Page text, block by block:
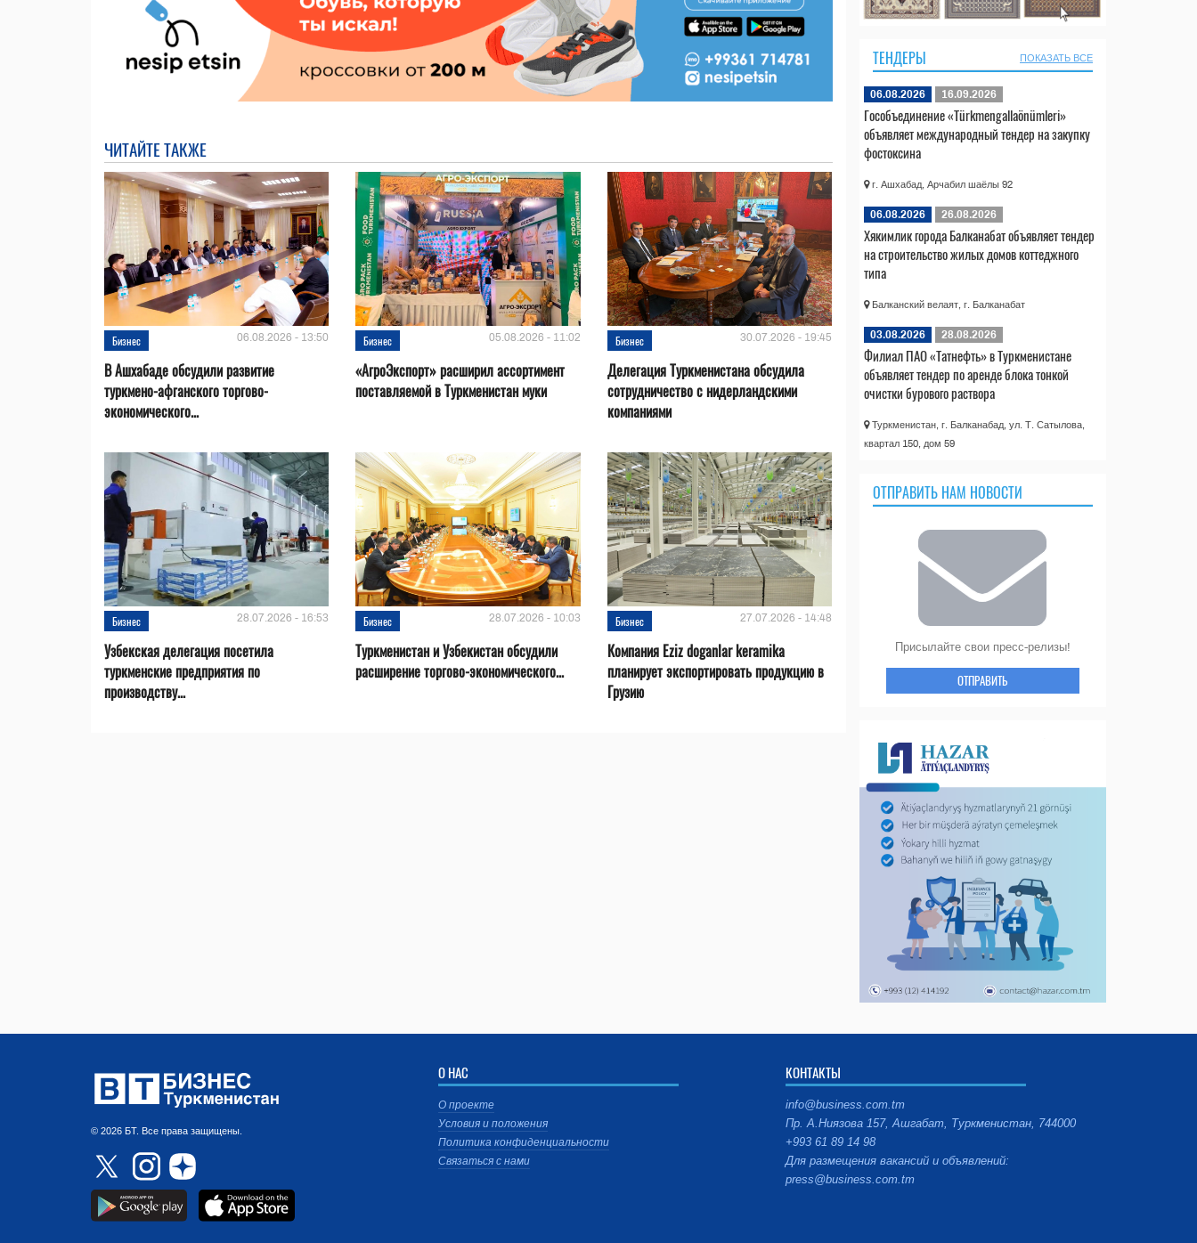
ЧИТАЙТЕ ТАКЖЕ
Бизнес 06.08.2026 - 13:50
В Ашхабаде обсудили развитие
туркмено-афганского торгово-
экономического...
Бизнес 05.08.2026 - 11:02
«АгроЭкспорт» расширил ассортимент
поставляемой в Туркменистан муки
Бизнес 30.07.2026 - 19:45
Делегация Туркменистана обсудила
сотрудничество с нидерландскими
компаниями
Бизнес 28.07.2026 - 16:53
Узбекская делегация посетила
туркменские предприятия по
производству...
Бизнес 28.07.2026 - 10:03
Туркменистан и Узбекистан обсудили
расширение торгово-экономического...
Бизнес 27.07.2026 - 14:48
Компания Eziz doganlar keramika
планирует экспортировать продукцию в
Грузию
ТЕНДЕРЫ ПОКАЗАТЬ ВСЕ
06.08.2026 16.09.2026
Гособъединение «Türkmengallaönümleri»
объявляет международный тендер на закупку
фостоксина
г. Ашхабад, Арчабил шаёлы 92
06.08.2026 26.08.2026
Хякимлик города Балканабат объявляет тендер
на строительство жилых домов коттеджного
типа
Балканский велаят, г. Балканабат
03.08.2026 28.08.2026
Филиал ПАО «Татнефть» в Туркменистане
объявляет тендер по аренде блока тонкой
очистки бурового раствора
Туркменистан, г. Балканабад, ул. Т. Сатылова,
квартал 150, дом 59
ОТПРАВИТЬ НАМ НОВОСТИ
Присылайте свои пресс-релизы!
ОТПРАВИТЬ
© 2026 БТ. Все права защищены.
О НАС
О проекте
Условия и положения
Политика конфиденциальности
Связаться с нами
КОНТАКТЫ
info@business.com.tm
Пр. А.Ниязова 157, Ашгабат, Туркменистан, 744000
+993 61 89 14 98
Для размещения вакансий и объявлений:
press@business.com.tm